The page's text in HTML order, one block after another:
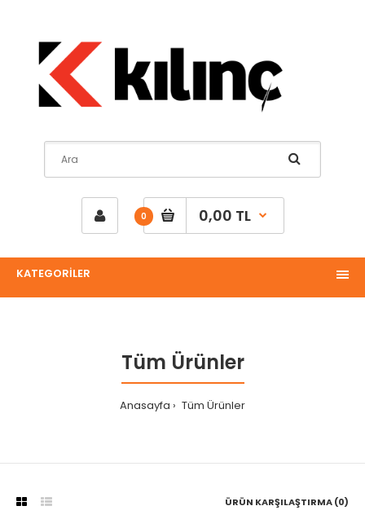
0 0,00 TL
KATEGORİLER
Tüm Ürünler
Anasayfa Tüm Ürünler
ÜRÜN KARŞILAŞTIRMA (0)